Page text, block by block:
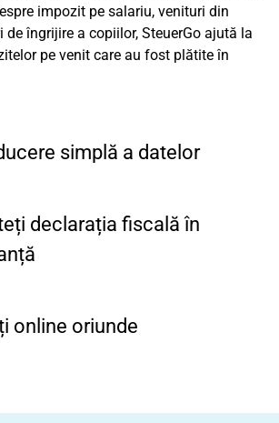
impozit pe salariu, venituri din
îngrijire a copiilor, SteuerGo ajută la
pe venit care au fost plătite în
simplă a datelor
declarația fiscală în
online oriunde